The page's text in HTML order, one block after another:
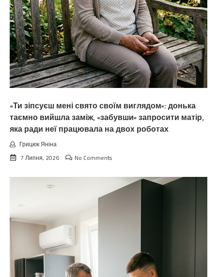
«Ти зіпсуєш мені свято своїм виглядом»: донька
таємно вийшла заміж, «забувши» запросити матір,
яка ради неї працювала на двох роботах
Грицюк Яніна
7 Липня, 2026
No Comments